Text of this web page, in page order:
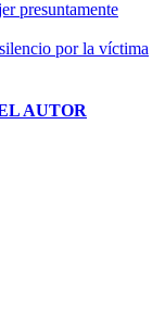
presuntamente
por la víctima
AUTOR